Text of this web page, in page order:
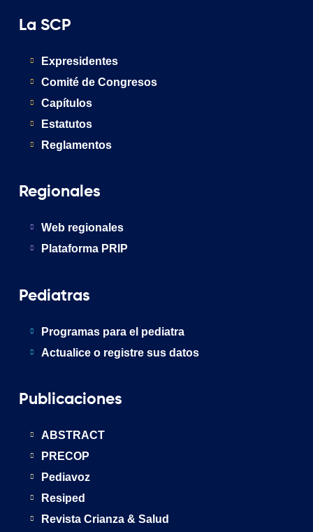
La SCP
Expresidentes
Comité de Congresos
Capítulos
Estatutos
Reglamentos
Regionales
Web regionales
Plataforma PRIP
Pediatras
Programas para el pediatra
Actualice o registre sus datos
Publicaciones
ABSTRACT
PRECOP
Pediavoz
Resiped
Revista Crianza & Salud